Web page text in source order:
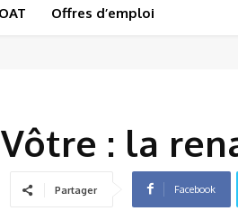
Offres d’emploi
: la
Partager Facebook